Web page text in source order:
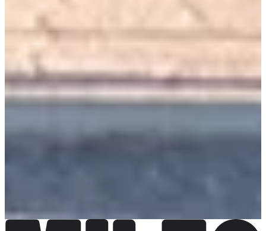
La Sancéenne / AS Sancé Basket
page Facebook
Choisir une Course
Sancéenne - 8km - SoloDate à confirmer
Plus d'info